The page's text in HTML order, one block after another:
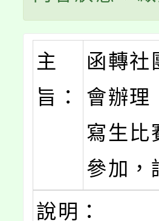
主
旨：
函轉社
會辦理
寫生比
參加，
說明：